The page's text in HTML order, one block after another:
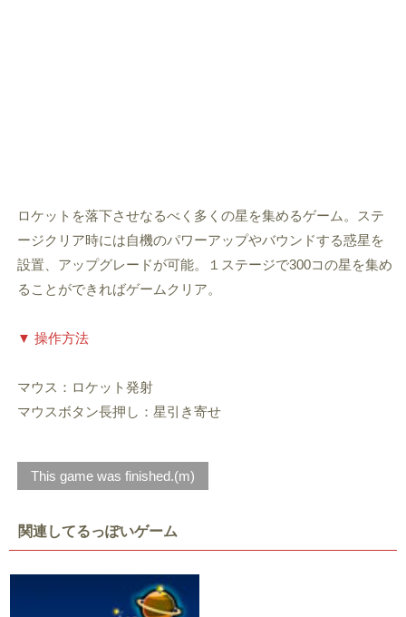
ロケットを落下させなるべく多くの星を集めるゲーム。ステ
ージクリア時には自機のパワーアップやバウンドする惑星を
設置、アップグレードが可能。１ステージで300コの星を集め
ることができればゲームクリア。
▼ 操作方法
マウス：ロケット発射
マウスボタン長押し：星引き寄せ
This game was finished.(m)
関連してるっぽいゲーム